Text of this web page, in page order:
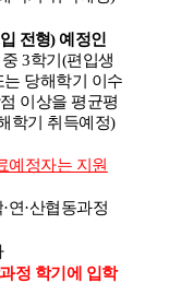
전형)예정인
중3학기(편입생
는 당해학기 이수
이상을 평균평
학기 취득예정)
예정자는 지원
·연·산협동과정
정 학기에 입학